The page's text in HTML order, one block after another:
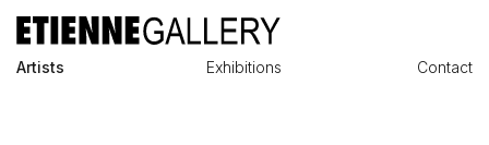
Artists Exhibitions Contact